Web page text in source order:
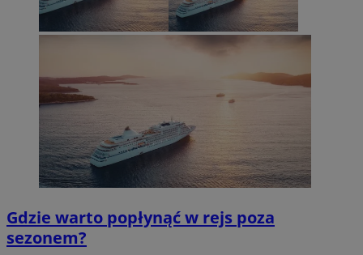
Gdzie warto popłynąć w rejs poza
sezonem?